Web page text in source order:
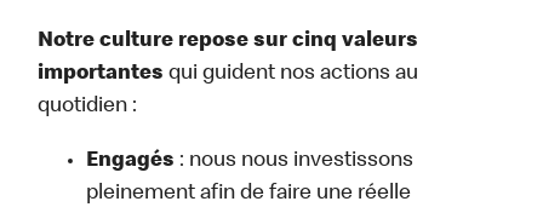
Notre culture repose sur cinq valeurs
importantes qui guident nos actions au
quotidien :
Engagés : nous nous investissons
pleinement afin de faire une réelle